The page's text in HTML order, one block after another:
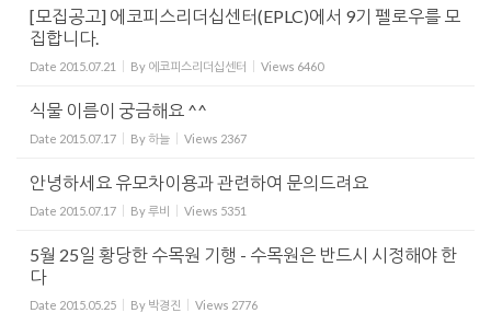
[모집공고] 에코피스리더십센터(EPLC)에서 9기 펠로우를 모
집합니다.
Date 2015.07.21 By 에코피스리더십센터 Views 6460
식물 이름이 궁금해요 ^^
Date 2015.07.17 By하늘 Views 2367
안녕하세요 유모차이용과 관련하여 문의드려요
Date 2015.07.17 By루비 Views 5351
5월 25일 황당한 수목원 기행 - 수목원은 반드시 시정해야 한
다
Date 2015.05.25 By 박경진 Views 2776